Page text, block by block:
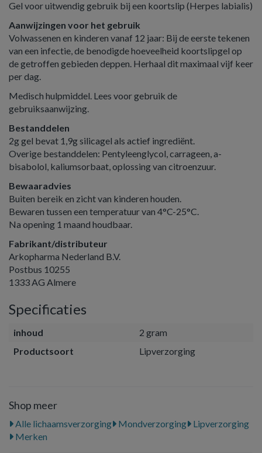
Gel voor uitwendig gebruik bij een koortslip (Herpes labialis)
Aanwijzingen voor het gebruik
Volwassenen en kinderen vanaf 12 jaar: Bij de eerste tekenen
van een infectie, de benodigde hoeveelheid koortslipgel op
de getroffen gebieden deppen. Herhaal dit maximaal vijf keer
per dag.
Medisch hulpmiddel. Lees voor gebruik de
gebruiksaanwijzing.
Bestanddelen
2g gel bevat 1,9g silicagel als actief ingrediënt.
Overige bestanddelen: Pentyleenglycol, carrageen, a-
bisabolol, kaliumsorbaat, oplossing van citroenzuur.
Bewaaradvies
Buiten bereik en zicht van kinderen houden.
Bewaren tussen een temperatuur van 4°C-25°C.
Na opening 1 maand houdbaar.
Fabrikant/distributeur
Arkopharma Nederland B.V.
Postbus 10255
1333 AG Almere
Specificaties
inhoud
2 gram
Productsoort
Lipverzorging
Shop meer
Alle lichaamsverzorging Mondverzorging
Lipverzorging
Merken